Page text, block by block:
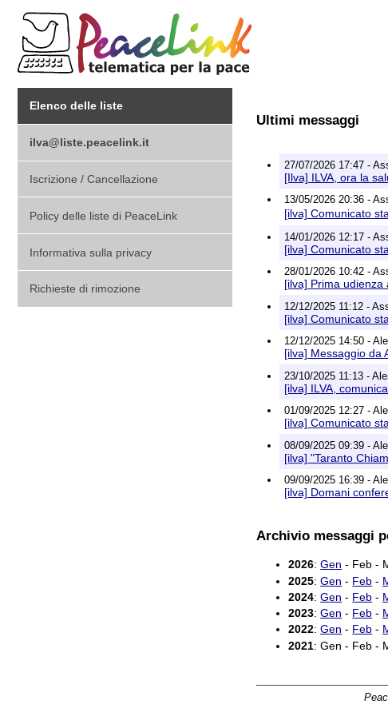
Elenco delle liste
ilva@liste.peacelink.it
Iscrizione / Cancellazione
Policy delle liste di PeaceLink
Informativa sulla privacy
Richieste di rimozione
Ultimi messaggi
27/07/2026 17:47 -
[Ilva] ILVA, ora la
13/05/2026 20:36 -
[ilva] Comunicato
14/01/2026 12:17 -
[ilva] Comunicato
28/01/2026 10:42 -
[ilva] Prima udienza
12/12/2025 11:12 -
[ilva] Comunicato
12/12/2025 14:50 -
[ilva] Messaggio da
23/10/2025 11:13 -
[ilva] ILVA,
01/09/2025 12:27 -
[ilva] Comunicato
08/09/2025 09:39 -
[ilva] "Taranto
09/09/2025 16:39 -
[ilva] Domani
Archivio messaggi
2026:Gen - Feb -
2025:Gen - Feb -
2024:Gen - Feb -
2023:Gen - Feb -
2022:Gen - Feb -
2021: Gen - Feb -